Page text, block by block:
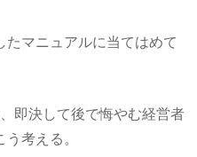
マニュアルに当てはめて
即決して後で悔やむ経営者
考える。